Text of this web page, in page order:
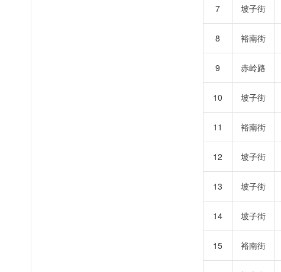
7 坡子街
8 裕南街
9 赤岭路
10 坡子街
11 裕南街
12 坡子街
13 坡子街
14 坡子街
15 裕南街